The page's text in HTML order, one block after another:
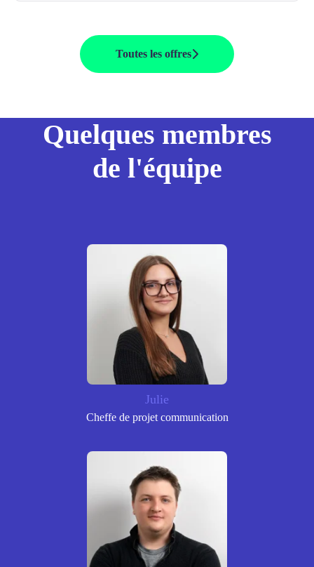
Toutes les offres
Quelques membres
de l'équipe
Julie
Cheffe de projet communication